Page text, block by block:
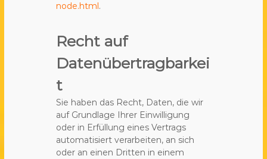
node.html.
Recht auf
Datenübertragbarkei
t
Sie haben das Recht, Daten, die wir
auf Grundlage Ihrer Einwilligung
oder in Erfüllung eines Vertrags
automatisiert verarbeiten, an sich
oder an einen Dritten in einem